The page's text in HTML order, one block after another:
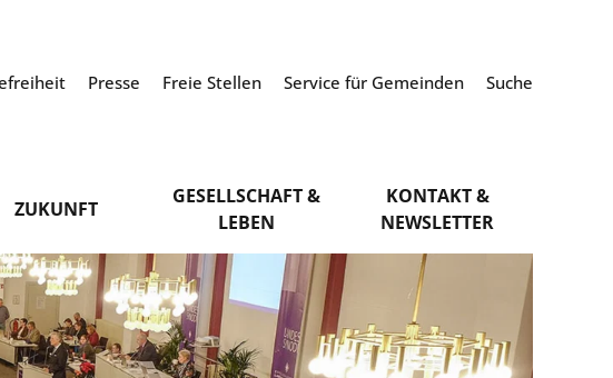
Presse Freie Stellen Service für Gemeinden Suche
ZUKUNFT
GESELLSCHAFT &
LEBEN
KONTAKT &
NEWSLETTER